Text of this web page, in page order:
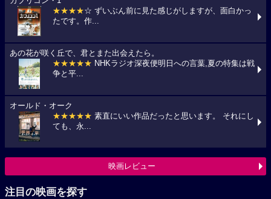
★★★★☆ ずいぶん前に見た感じがしますが、面白かっ
たです。作...
あの花が咲く丘で、君とまた出会えたら。
★★★★★ NHKラジオ深夜便明日への言葉,夏の特集は戦
争と平...
オールド・オーク
★★★★★ 素直にいい作品だったと思います。 それにし
ても、永...
映画レビュー
注目の映画を探す